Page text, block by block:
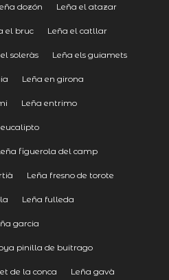
dozón Leña el atazar
el bruc Leña el catllar
soleràs Leña els guiamets
Leña en girona
Leña entrimo
figuerola del camp
Leña fresno de torote
Leña fulleda
garcia
pinilla de buitrago
de la conca Leña gavà